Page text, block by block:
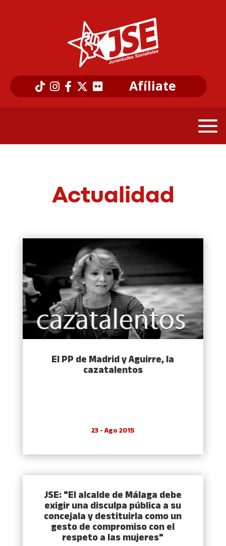
Afíliate
Actualidad
El PP de Madrid y Aguirre, la
cazatalentos
23 - Ago 2015
JSE: "El alcalde de Málaga debe
exigir una disculpa pública a su
concejala y destituirla como un
gesto de compromiso con el
respeto a las mujeres"